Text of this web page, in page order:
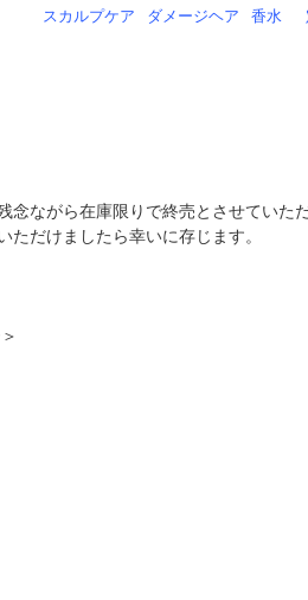
スカルプケア
ダメージヘア 香水
ながら在庫限りで終売とさせていた
だけましたら幸いに存じます。